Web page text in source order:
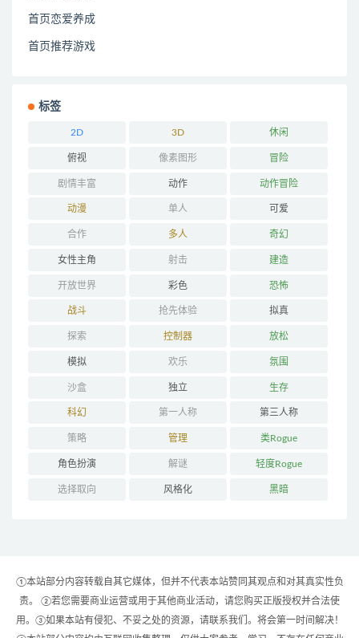
首页恋爱养成
首页推荐游戏
标签
2D 3D 休闲
俯视 像素图形 冒险
剧情丰富 动作 动作冒险
动漫 单人 可爱
合作 多人 奇幻
女性主角 射击 建造
开放世界 彩色 恐怖
战斗 抢先体验 拟真
探索 控制器 放松
模拟 欢乐 氛围
沙盒 独立 生存
科幻 第一人称 第三人称
策略 管理 类Rogue
角色扮演 解谜 轻度Rogue
选择取向 风格化 黑暗
①本站部分内容转载自其它媒体，但并不代表本站赞同其观点和对其真实性负
责。 ②若您需要商业运营或用于其他商业活动，请您购买正版授权并合法使
用。③如果本站有侵犯、不妥之处的资源，请联系我们。将会第一时间解决！